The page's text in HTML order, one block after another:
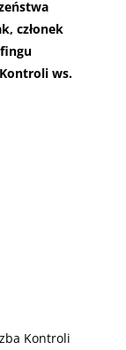
członek
ws.
Kontroli